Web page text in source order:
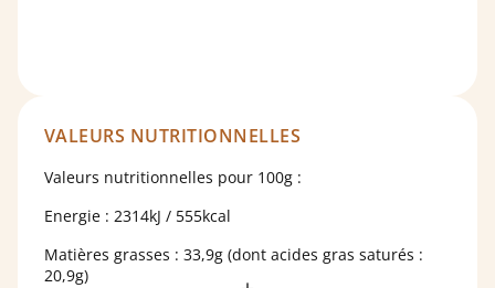
VALEURS NUTRITIONNELLES
Valeurs nutritionnelles pour 100g :
Energie : 2314kJ / 555kcal
Matières grasses : 33,9g (dont acides gras saturés :
20,9g)